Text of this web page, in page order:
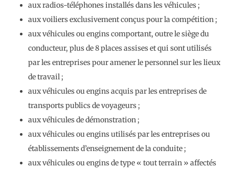
aux radios-téléphones installés dans les véhicules ;
aux voiliers exclusivement conçus pour la compétition ;
aux véhicules ou engins comportant, outre le siège du
conducteur, plus de 8 places assises et qui sont utilisés
par les entreprises pour amener le personnel sur les lieux
de travail ;
aux véhicules ou engins acquis par les entreprises de
transports publics de voyageurs ;
aux véhicules de démonstration ;
aux véhicules ou engins utilisés par les entreprises ou
établissements d’enseignement de la conduite ;
aux véhicules ou engins de type « tout terrain » affectés